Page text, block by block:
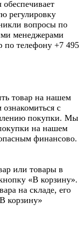
обеспечивает
регулировку
вопросы по
менеджерами
по телефону +7 495
товар на нашем
ознакомиться с
покупки. Мы
на нашем
финансово.
или товары в
«В корзину».
на складе, его
корзину»